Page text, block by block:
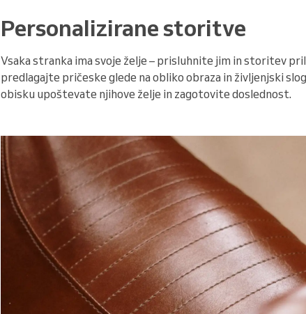
Personalizirane storitve
Vsaka stranka ima svoje želje – prisluhnite jim in storitev
predlagajte pričeske glede na obliko obraza in življenjski
obisku upoštevate njihove želje in zagotovite doslednost.